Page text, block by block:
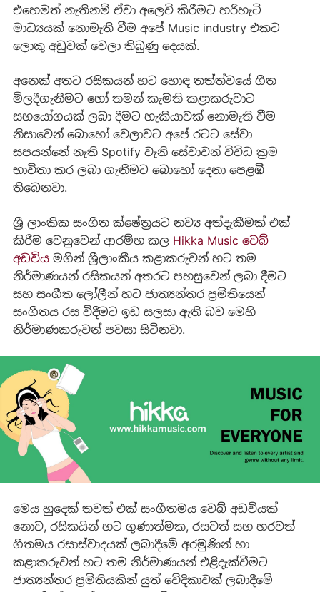
එහෙමත් නැතිනම් ඒවා අලෙවි කිරීමට හරිහැටි
මාධ්‍යයක් නොමැති වීම අපේ Music industry එකට
ලොකු අඩුවක් වෙලා තිබුණු දෙයක්.
අනෙක් අතට රසිකයන් හට හොඳ තත්ත්වයේ ගීත
මිලදීගැනීමට හෝ තමන් කැමති කළාකරුවාට
සහයෝගයක් ලබා දීමට හැකියාවක් නොමැති වීම
නිසාවෙන් බොහෝ වෙලාවට අපේ රටට සේවා
සපයන්නේ නැති Spotify වැනි සේවාවන් විවිධ ක්‍රම
භාවිතා කර ලබා ගැනීමට බොහෝ දෙනා පෙළඹී
තිබෙනවා.
ශ්‍රී ලාංකික සංගීත ක්ෂේත්‍රයට නව්‍ය අත්දැකීමක් එක්
කිරීම වෙනුවෙන් ආරම්භ කල Hikka Music වෙබ්
අඩවියමගින් ශ්‍රීලාංකීය කළාකරුවන් හට තම
නිර්මාණයන් රසිකයන් අතරට පහසුවෙන් ලබා දීමට
සහ සංගීත ලෝලීන් හට ජාත්‍යන්තර ප්‍රමිතියෙන්
සංගීතය රස විදීමට ඉඩ සලසා ඇති බව මෙහි
නිර්මාණකරුවන් පවසා සිටිනවා.
මෙය හුදෙක් තවත් එක් සංගීතමය වෙබ් අඩවියක්
නොව, රසිකයින් හට ගුණාත්මක, රසවත් සහ හරවත්
ගීතමය රසාස්වාදයක් ලබාදීමේ අරමුණින් හා
කළාකරුවන් හට තම නිර්මාණයන් එළිදැක්වීමට
ජාත්‍යන්තර ප්‍රමිතියකින් යුත් වේදිකාවක් ලබාදීමේ